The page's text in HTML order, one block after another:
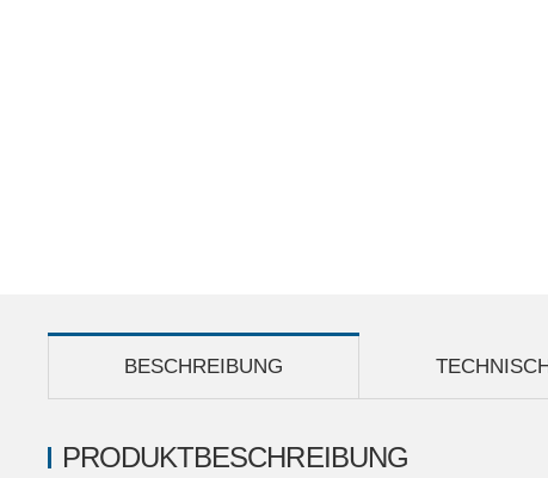
BESCHREIBUNG
PRODUKTBESCHREIBUNG